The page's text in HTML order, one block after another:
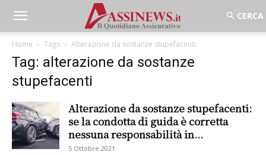
Home Tags Alterazione da sostanze stupefacenti
Tag: alterazione da sostanze
stupefacenti
Alterazione da sostanze stupefacenti:
se la condotta di guida è corretta
nessuna responsabilità in...
5 Ottobre 2021